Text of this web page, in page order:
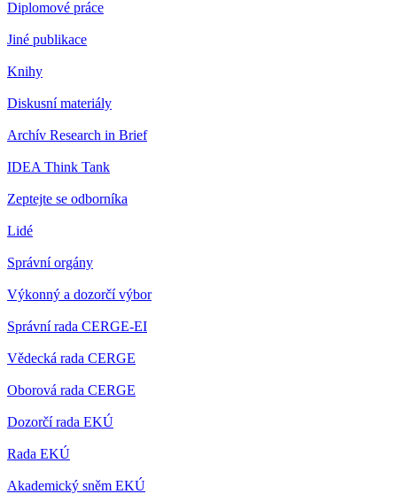
Diplomové práce
Jiné publikace
Knihy
Diskusní materiály
Archív Research in Brief
IDEA Think Tank
Zeptejte se odborníka
Lidé
Správní orgány
Výkonný a dozorčí výbor
Správní rada CERGE-EI
Vědecká rada CERGE
Oborová rada CERGE
Dozorčí rada EKÚ
Rada EKÚ
Akademický sněm EKÚ